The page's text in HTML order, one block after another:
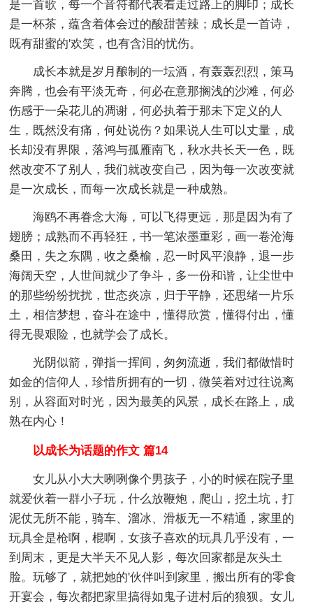
是一首歌，每一个音符都代表着走过路上的脚印；成长
是一杯茶，蕴含着体会过的酸甜苦辣；成长是一首诗，
既有甜蜜的'欢笑，也有含泪的忧伤。
成长本就是岁月酿制的一坛酒，有轰轰烈烈，策马
奔腾，也会有平淡无奇，何必在意那搁浅的沙滩，何必
伤感于一朵花儿的凋谢，何必执着于那未下定义的人
生，既然没有痛，何处说伤？如果说人生可以丈量，成
长却没有界限，落鸿与孤雁南飞，秋水共长天一色，既
然改变不了别人，我们就改变自己，因为每一次改变就
是一次成长，而每一次成长就是一种成熟。
海鸥不再眷念大海，可以飞得更远，那是因为有了
翅膀；成熟而不再轻狂，书一笔浓墨重彩，画一卷沧海
桑田，失之东隅，收之桑榆，忍一时风平浪静，退一步
海阔天空，人世间就少了争斗，多一份和谐，让尘世中
的那些纷纷扰扰，世态炎凉，归于平静，还思绪一片乐
土，相信梦想，奋斗在途中，懂得欣赏，懂得付出，懂
得无畏艰险，也就学会了成长。
光阴似箭，弹指一挥间，匆匆流逝，我们都做惜时
如金的信仰人，珍惜所拥有的一切，微笑着对过往说离
别，从容面对时光，因为最美的风景，成长在路上，成
熟在内心！
以成长为话题的作文 篇14
女儿从小大大咧咧像个男孩子，小的时候在院子里
就爱伙着一群小子玩，什么放鞭炮，爬山，挖土坑，打
泥仗无所不能，骑车、溜冰、滑板无一不精通，家里的
玩具全是枪啊，棍啊，女孩子喜欢的玩具几乎没有，一
到周末，更是大半天不见人影，每次回家都是灰头土
脸。玩够了，就把她的'伙伴叫到家里，搬出所有的零食
开宴会，每次都把家里搞得如鬼子进村后的狼狈。女儿